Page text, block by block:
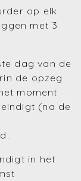
op elk
met 3
dag van de
de opzeg
moment
(na de
in het